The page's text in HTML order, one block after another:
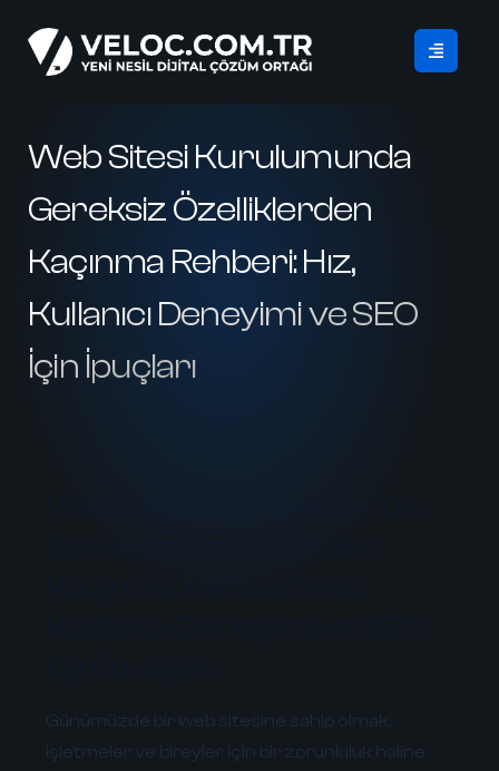
Web Sitesi Kurulumunda
Gereksiz Özelliklerden
Kaçınma Rehberi: Hız,
Kullanıcı Deneyimi ve SEO
İçin İpuçları
Günümüzde bir web sitesine sahip olmak,
işletmeler ve bireyler için bir zorunluluk haline